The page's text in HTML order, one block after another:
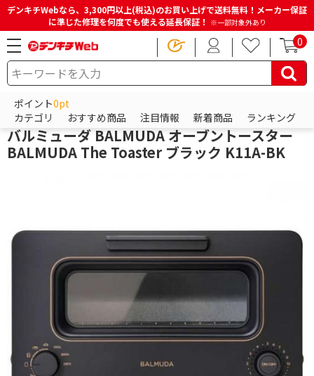
デンキチWebなら、3,300円以上(税込)のお買い上げで送料無料！メーカー保証
に準じた修理を何度でも使える延長保証！ ※一部対象外あり
0
ポイント0pt
カテゴリ
おすすめ商品 注目情報 新着商品 ランキング
HOME 商品一覧ページ キッチン・調理家電 トースター
バルミューダ
バルミューダ BALMUDA オーブントースター
BALMUDA The Toaster ブラック K11A-BK